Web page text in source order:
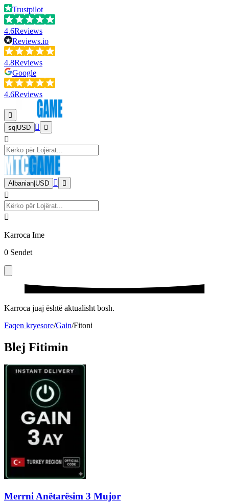
Trustpilot
4.6Reviews
Reviews.io
4.8Reviews
Google
4.6Reviews
sq USD
Albanian USD
Karroca Ime
0 Sendet
Karroca juaj është aktualisht bosh.
Faqen kryesore/Gain/Fitoni
Blej Fitimin
Merrni Anëtarësim 3 Mujor